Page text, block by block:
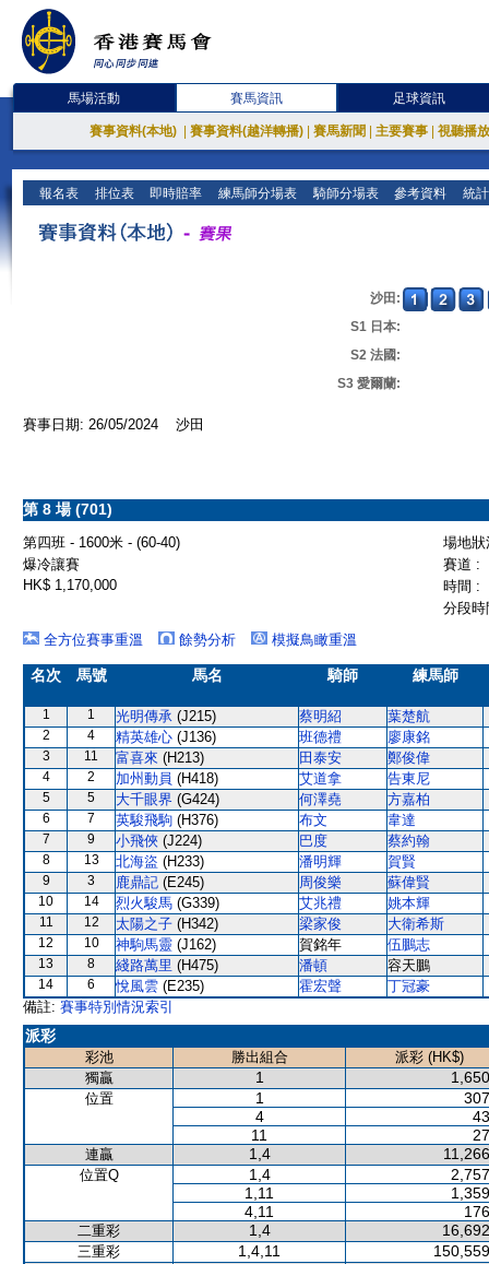
馬場活動 賽馬資訊 足球資訊
賽事資料(本地) 賽事資料(越洋轉播) 賽馬新聞 主要賽事 視聽播
報名表 排位表 即時賠率 練馬師分場表 騎師分場表 參考資料 統
沙田:
S1 日本:
S2 法國:
S3 愛爾蘭:
賽事日期: 26/05/2024 沙田
第 8 場 (701)
第四班 - 1600米 - (60-40)
場地
爆冷讓賽
賽道 :
HK$ 1,170,000
時間 :
分段
全方位賽事重溫
餘勢分析 模擬鳥瞰重溫
名次 馬號 馬名 騎師 練馬師
1 1 光明傳承 (J215) 蔡明紹 葉楚航
2 4 精英雄心 (J136) 班德禮 廖康銘
3 11 富喜來 (H213) 田泰安 鄭俊偉
4 2 加州動員 (H418) 艾道拿 告東尼
5 5 大千眼界 (G424) 何澤堯 方嘉柏
6 7 英駿飛駒 (H376) 布文 韋達
7 9 小飛俠 (J224) 巴度 蔡約翰
8 13 北海盜 (H233) 潘明輝 賀賢
9 3 鹿鼎記 (E245) 周俊樂 蘇偉賢
10 14 烈火駿馬 (G339) 艾兆禮 姚本輝
11 12 太陽之子 (H342) 梁家俊 大衛希斯
12 10 神駒馬靈 (J162) 賀銘年 伍鵬志
13 8 綫路萬里 (H475) 潘頓 容天鵬
14 6 悅風雲 (E235) 霍宏聲
丁冠豪
備註: 賽事特別情況索引
派彩
彩池 勝出組合
派彩 (HK$)
獨贏
1
位置 1
4
11
連贏 1,4
位置Q 1,4
1,11
4,11
二重彩 1,4
三重彩 1,4,11